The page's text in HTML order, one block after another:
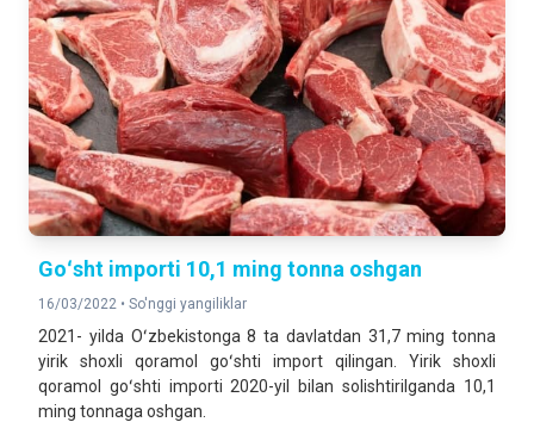
Goʻsht importi 10,1 ming tonna oshgan
16/03/2022 • So'nggi yangiliklar
2021- yilda Oʻzbekistonga 8 ta davlatdan 31,7 ming tonna
yirik shoxli qoramol goʻshti import qilingan. Yirik shoxli
qoramol goʻshti importi 2020-yil bilan solishtirilganda 10,1
ming tonnaga oshgan.